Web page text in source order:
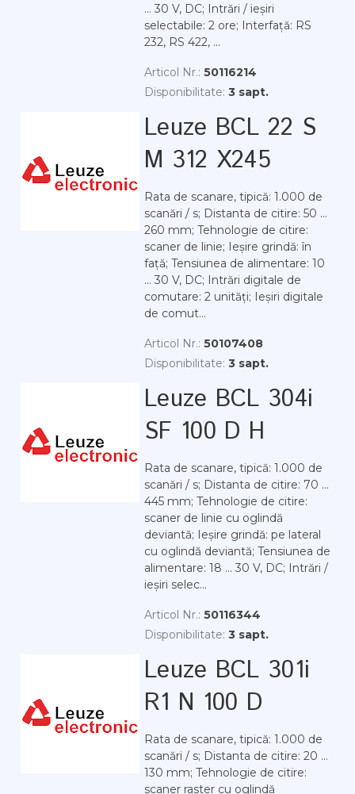
... 30 V, DC; Intrări / ieșiri
selectabile: 2 ore; Interfață: RS
232, RS 422, ...
Articol Nr.: 50116214
Disponibilitate: 3 sapt.
Leuze BCL 22 S
M 312 X245
Rata de scanare, tipică: 1.000 de
scanări / s; Distanta de citire: 50 ...
260 mm; Tehnologie de citire:
scaner de linie; Ieșire grindă: în
față; Tensiunea de alimentare: 10
... 30 V, DC; Intrări digitale de
comutare: 2 unități; Ieșiri digitale
de comut...
Articol Nr.: 50107408
Disponibilitate: 3 sapt.
Leuze BCL 304i
SF 100 D H
Rata de scanare, tipică: 1.000 de
scanări / s; Distanta de citire: 70 ...
445 mm; Tehnologie de citire:
scaner de linie cu oglindă
deviantă; Ieșire grindă: pe lateral
cu oglindă deviantă; Tensiunea de
alimentare: 18 ... 30 V, DC; Intrări /
ieșiri selec...
Articol Nr.: 50116344
Disponibilitate: 3 sapt.
Leuze BCL 301i
R1 N 100 D
Rata de scanare, tipică: 1.000 de
scanări / s; Distanta de citire: 20 ...
130 mm; Tehnologie de citire:
scaner raster cu oglindă